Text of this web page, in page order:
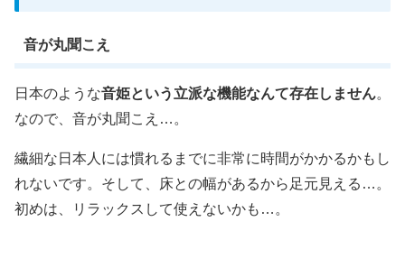
音が丸聞こえ
日本のような音姫という立派な機能なんて存在しません。
なので、音が丸聞こえ…。
繊細な日本人には慣れるまでに非常に時間がかかるかもし
れないです。そして、床との幅があるから足元見える…。
初めは、リラックスして使えないかも…。